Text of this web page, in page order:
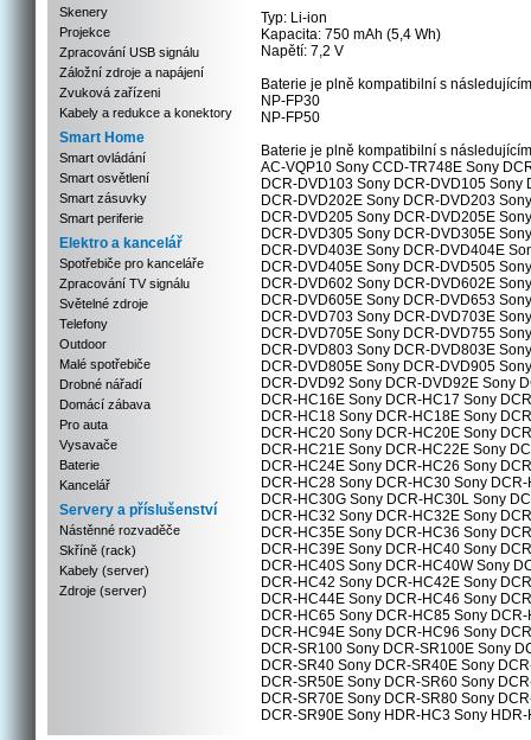
Skenery
Projekce
Zpracování USB signálu
Záložní zdroje a napájení
Zvuková zařízeni
Kabely a redukce a konektory
Smart Home
Smart ovládání
Smart osvětlení
Smart zásuvky
Smart periferie
Elektro a kancelář
Spotřebiče pro kanceláře
Zpracování TV signálu
Světelné zdroje
Telefony
Outdoor
Malé spotřebiče
Drobné nářadí
Domácí zábava
Pro auta
Vysavače
Baterie
Kancelář
Servery a příslušenství
Nástěnné rozvaděče
Skříně (rack)
Kabely (server)
Zdroje (server)
Typ: Li-ion
Kapacita: 750 mAh (5,4 Wh)
Napětí: 7,2 V
Baterie je plně kompatibilní s
NP-FP30
NP-FP50
Baterie je plně kompatibilní s
AC-VQP10 Sony CCD-TR748E Sony
DCR-DVD103 Sony DCR-DVD105 Sony
DCR-DVD202E Sony DCR-DVD203
DCR-DVD205 Sony DCR-DVD205E
DCR-DVD305 Sony DCR-DVD305E
DCR-DVD403E Sony DCR-DVD404E
DCR-DVD405E Sony DCR-DVD505
DCR-DVD602 Sony DCR-DVD602E
DCR-DVD605E Sony DCR-DVD653
DCR-DVD703 Sony DCR-DVD703E
DCR-DVD705E Sony DCR-DVD755
DCR-DVD803 Sony DCR-DVD803E
DCR-DVD805E Sony DCR-DVD905
DCR-DVD92 Sony DCR-DVD92E Sony
DCR-HC16E Sony DCR-HC17 Sony
DCR-HC18 Sony DCR-HC18E Sony
DCR-HC20 Sony DCR-HC20E Sony
DCR-HC21E Sony DCR-HC22E Sony
DCR-HC24E Sony DCR-HC26 Sony
DCR-HC28 Sony DCR-HC30 Sony
DCR-HC30G Sony DCR-HC30L Sony
DCR-HC32 Sony DCR-HC32E Sony
DCR-HC35E Sony DCR-HC36 Sony
DCR-HC39E Sony DCR-HC40 Sony
DCR-HC40S Sony DCR-HC40W Sony
DCR-HC42 Sony DCR-HC42E Sony
DCR-HC44E Sony DCR-HC46 Sony
DCR-HC65 Sony DCR-HC85 Sony
DCR-HC94E Sony DCR-HC96 Sony
DCR-SR100 Sony DCR-SR100E Sony
DCR-SR40 Sony DCR-SR40E Sony
DCR-SR50E Sony DCR-SR60 Sony
DCR-SR70E Sony DCR-SR80 Sony
DCR-SR90E Sony HDR-HC3 Sony